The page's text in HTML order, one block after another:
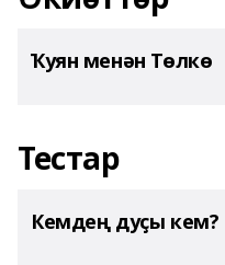
Ҡуян менән Төлкө
Тестар
Кемдең дуҫы кем?